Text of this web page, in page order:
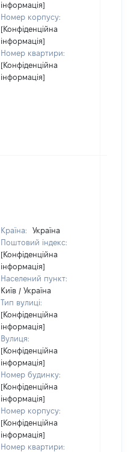
інформація]
Номер корпусу:
[Конфіденційна
інформація]
Номер квартири:
[Конфіденційна
інформація]
Країна:
Україна
Поштовий індекс:
[Конфіденційна
інформація]
Населений пункт:
Київ / Україна
Тип вулиці:
[Конфіденційна
інформація]
Вулиця:
[Конфіденційна
інформація]
Номер будинку:
[Конфіденційна
інформація]
Номер корпусу:
[Конфіденційна
інформація]
Номер квартири: